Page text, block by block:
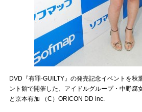
DVD『有罪-GUILTY』の発売記念イベントを秋
ント館で開催した、アイドルグループ・中野腐
と京本有加 （C）ORICON DD inc.